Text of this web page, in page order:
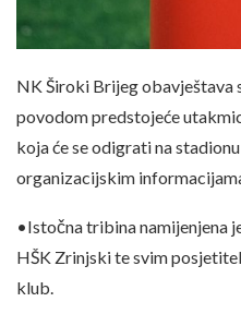
NK Široki Brijeg obavještava
povodom predstojeće
koja će se odigrati na
organizacijskim
•Istočna tribina namijenjena
HŠK Zrinjski te svim
klub.